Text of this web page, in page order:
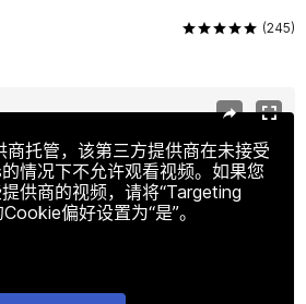
(245)
商托管，该第三方提供商在未接受
情况下不允许观看视频。如果您
供商的视频，请将“Targeting
偏好设置为“是”。